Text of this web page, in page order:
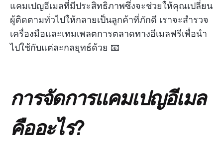
แคมเปญอีเมลที่มีประสิทธิภาพซึ่งจะช่วยให้คุณเปลี่ยน
ผู้ติดตามทั่วไปให้กลายเป็นลูกค้าที่ภักดี เราจะสำรวจ
เครื่องมือและเทมเพลตการตลาดทางอีเมลฟรีเพื่อนำ
ไปใช้กับแต่ละกลยุทธ์ด้วย 📧
การจัดการแคมเปญอีเมล
คืออะไร?